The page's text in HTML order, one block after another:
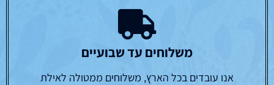
משלוחים עד שבועיים
אנו עובדים בכל הארץ, משלוחים ממטולה לאילת